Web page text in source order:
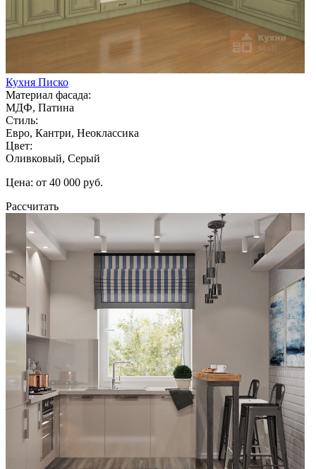
Кухня Писко
Материал фасада:
МДФ, Патина
Стиль:
Евро, Кантри, Неоклассика
Цвет:
Оливковый, Серый
Цена: от 40 000 руб.
Рассчитать